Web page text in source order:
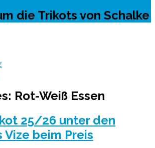
die Trikots von Schalke
Rot-Weiß Essen
25/26 unter den
Vize beim Preis